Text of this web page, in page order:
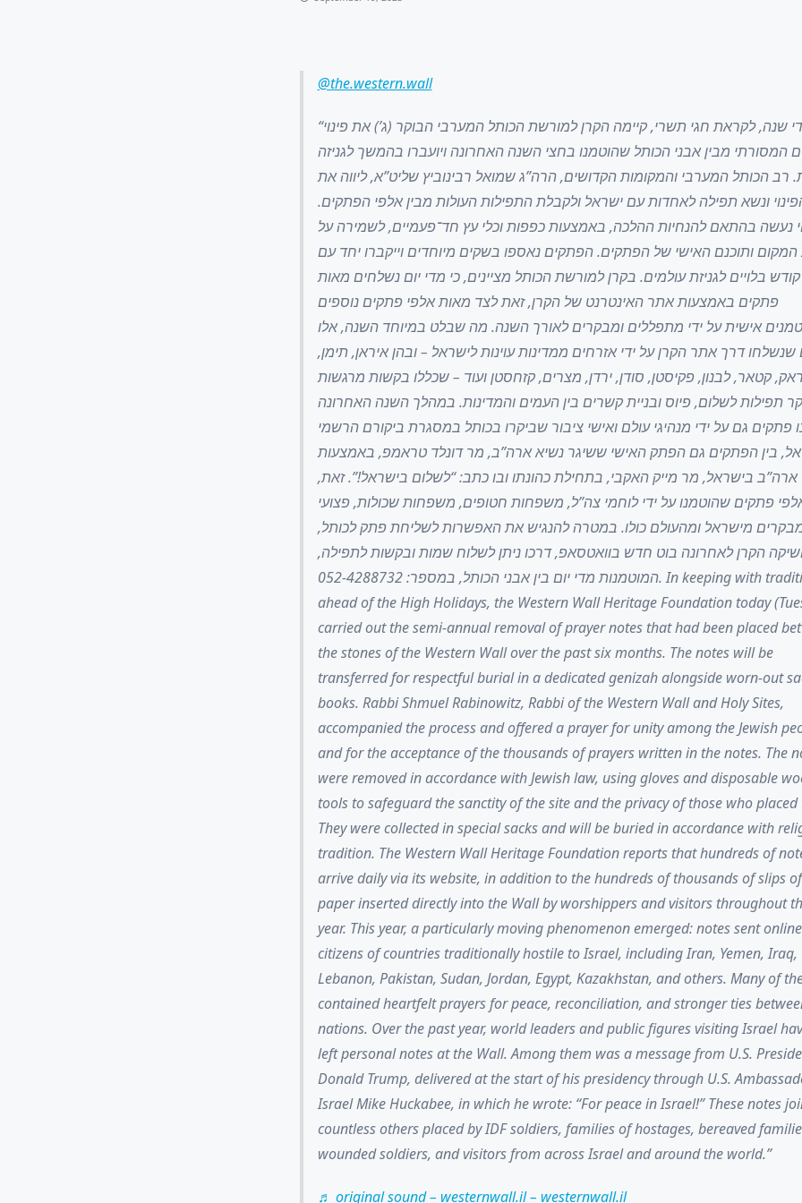
@the.western.wall
שנה, לקראת חגי תשרי, קיימה הקרן למורשת הכותל המערבי הבוקר (ג’) את פינוי
המסורתי מבין אבני הכותל שהוטמנו בחצי השנה האחרונה ויועברו בהמשך לגניזה
רב הכותל המערבי והמקומות הקדושים, הרה”ג שמואל רבינוביץ שליט”א, ליווה את
ונשא תפילה לאחדות עם ישראל ולקבלת התפילות העולות מבין אלפי הפתקים.
נעשה בהתאם להנחיות ההלכה, באמצעות כפפות וכלי עץ חד־פעמיים, לשמירה על
ותוכנם האישי של הפתקים. הפתקים נאספו בשקים מיוחדים וייקברו יחד עם
בלויים לגניזת עולמים. בקרן למורשת הכותל מציינים, כי מדי יום נשלחים מאות
פתקים באמצעות אתר האינטרנט של הקרן, זאת לצד מאות אלפי פתקים נוספים
אישית על ידי מתפללים ומבקרים לאורך השנה. מה שבלט במיוחד השנה, אלו
דרך אתר הקרן על ידי אזרחים ממדינות עוינות לישראל – ובהן איראן, תימן,
קטאר, לבנון, פקיסטן, סודן, ירדן, מצרים, קזחסטן ועוד – שכללו בקשות מרגשות
תפילות לשלום, פיוס ובניית קשרים בין העמים והמדינות. במהלך השנה האחרונה
פתקים גם על ידי מנהיגי עולם ואישי ציבור שביקרו בכותל במסגרת ביקורם הרשמי
בין הפתקים גם הפתק האישי ששיגר נשיא ארה”ב, מר דונלד טראמפ, באמצעות
ארה”ב בישראל, מר מייק האקבי, בתחילת כהונתו ובו כתב: “לשלום בישראל!”. זאת,
פתקים שהוטמנו על ידי לוחמי צה”ל, משפחות חטופים, משפחות שכולות, פצועי
מישראל ומהעולם כולו. במטרה להנגיש את האפשרות לשליחת פתק לכותל,
הקרן לאחרונה בוט חדש בוואטסאפ, דרכו ניתן לשלוח שמות ובקשות לתפילה,
המוטמנות מדי יום בין אבני הכותל, במספר: 052-4288732. In keeping with tradition
ahead of the High Holidays, the Western Wall Heritage Foundation today
carried out the semi-annual removal of prayer notes that had been placed
the stones of the Western Wall over the past six months. The notes will be
transferred for respectful burial in a dedicated genizah alongside worn-out
books. Rabbi Shmuel Rabinowitz, Rabbi of the Western Wall and Holy Sites,
accompanied the process and offered a prayer for unity among the Jewish
and for the acceptance of the thousands of prayers written in the notes. The
were removed in accordance with Jewish law, using gloves and disposable
tools to safeguard the sanctity of the site and the privacy of those who placed
They were collected in special sacks and will be buried in accordance with
tradition. The Western Wall Heritage Foundation reports that hundreds of
arrive daily via its website, in addition to the hundreds of thousands of slips of
paper inserted directly into the Wall by worshippers and visitors throughout
year. This year, a particularly moving phenomenon emerged: notes sent
citizens of countries traditionally hostile to Israel, including Iran, Yemen, Iraq,
Lebanon, Pakistan, Sudan, Jordan, Egypt, Kazakhstan, and others. Many of
contained heartfelt prayers for peace, reconciliation, and stronger ties
nations. Over the past year, world leaders and public figures visiting Israel
left personal notes at the Wall. Among them was a message from U.S.
Donald Trump, delivered at the start of his presidency through U.S.
Israel Mike Huckabee, in which he wrote: “For peace in Israel!” These notes
countless others placed by IDF soldiers, families of hostages, bereaved
wounded soldiers, and visitors from across Israel and around the world.
♬ original sound – westernwall.il – westernwall.il